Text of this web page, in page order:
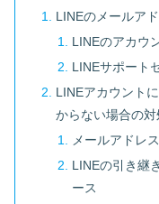
LINEのメールア
LINEのアカウ
LINEサポート
LINEアカウント
からない場合の対
メールアドレ
LINEの引き継
ース